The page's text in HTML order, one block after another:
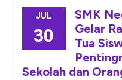
JUL
30
SMK
Gelar
Tua
Sekolah dan